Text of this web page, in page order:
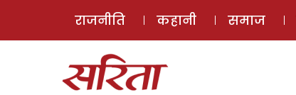
राजनीति कहानी समाज